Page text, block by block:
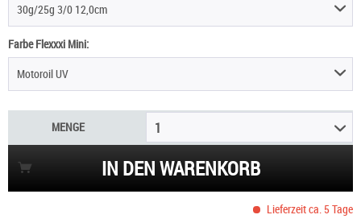
30g/25g 3/0 12,0cm
Farbe Flexxxi Mini:
Motoroil UV
MENGE 1
IN DEN WARENKORB
Lieferzeit ca. 5 Tage